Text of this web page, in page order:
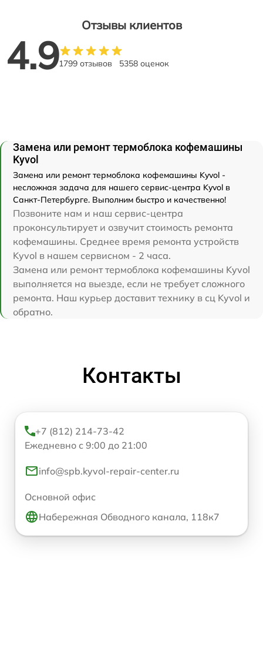
Отзывы клиентов
4.91799 отзывов 5358 оценок
Замена или ремонт термоблока кофемашины
Kyvol
Замена или ремонт термоблока кофемашины Kyvol -
несложная задача для нашего сервис-центра Kyvol в
Санкт-Петербурге. Выполним быстро и качественно!
Позвоните нам и наш сервис-центра
проконсультирует и озвучит стоимость ремонта
кофемашины. Среднее время ремонта устройств
Kyvol в нашем сервисном - 2 часа.
Замена или ремонт термоблока кофемашины Kyvol
выполняется на выезде, если не требует сложного
ремонта. Наш курьер доставит технику в сц Kyvol и
обратно.
Контакты
+7 (812) 214-73-42
Ежедневно с 9:00 до 21:00
info@spb.kyvol-repair-center.ru
Основной офис
Набережная Обводного канала, 118к7